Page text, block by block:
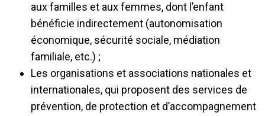
aux familles et aux femmes, dont l’enfant
bénéficie indirectement (autonomisation
économique, sécurité sociale, médiation
familiale, etc.) ;
Les organisations et associations nationales et
internationales, qui proposent des services de
prévention, de protection et d’accompagnement